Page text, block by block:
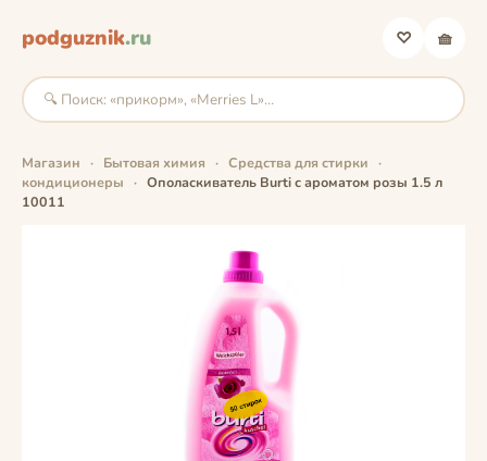
podguznik.ru ♡ 🧺
Магазин · Бытовая химия · Средства для стирки ·
кондиционеры · Ополаскиватель Burti с ароматом розы 1.5 л
10011
фото скоро